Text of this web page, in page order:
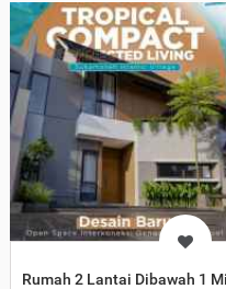
Rumah 2 Lantai Dibawah 1